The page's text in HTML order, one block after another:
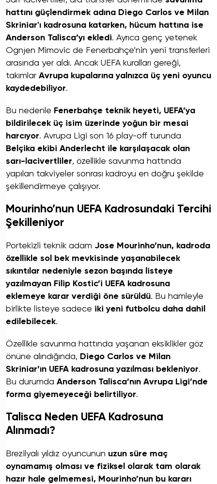
hattını güçlendirmek adına Diego Carlos ve Milan
Skriniar'ı kadrosuna katarken, hücum hattına ise
Anderson Talisca’yı ekledi. Ayrıca genç yetenek
Ognjen Mimovic de Fenerbahçe’nin yeni transferleri
arasında yer aldı. Ancak UEFA kuralları gereği,
takımlar Avrupa kupalarına yalnızca üç yeni oyuncu
kaydedebiliyor.
Bu nedenle Fenerbahçe teknik heyeti, UEFA’ya
bildirilecek üç isim üzerinde yoğun bir mesai
harcıyor. Avrupa Ligi son 16 play-off turunda
Belçika ekibi Anderlecht ile karşılaşacak olan
sarı-lacivertliler, özellikle savunma hattında
yapılan takviyeler sonrası kadroyu en doğru şekilde
şekillendirmeye çalışıyor.
Mourinho’nun UEFA Kadrosundaki Tercihi
Şekilleniyor
Portekizli teknik adam Jose Mourinho’nun, kadroda
özellikle sol bek mevkisinde yaşanabilecek
sıkıntılar nedeniyle sezon başında listeye
yazılmayan Filip Kostic’i UEFA kadrosuna
eklemeye karar verdiği öne sürüldü. Bu hamleyle
birlikte listeye sadece iki yeni futbolcu daha dahil
edilebilecek.
Özellikle savunma hattında yaşanan eksiklikler göz
önüne alındığında, Diego Carlos ve Milan
Skriniar’ın UEFA kadrosuna yazılması bekleniyor.
Bu durumda Anderson Talisca’nın Avrupa Ligi’nde
forma giyemeyeceği belirtiliyor.
Talisca Neden UEFA Kadrosuna
Alınmadı?
Brezilyalı yıldız oyuncunun uzun süre maç
oynamamış olması ve fiziksel olarak tam olarak
hazır hale gelmemesi, Mourinho’nun bu kararı